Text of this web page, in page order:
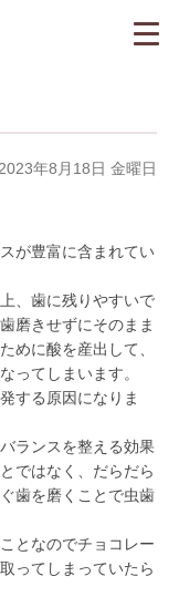
2023年8月18日 金曜日
が豊富に含まれてい
、歯に残りやすいで
磨きせずにそのまま
めに酸を産出して、
ってしまいます。
する原因になりま
ランスを整える効果
ではなく、だらだら
歯を磨くことで虫歯
となのでチョコレー
ってしまっていたら